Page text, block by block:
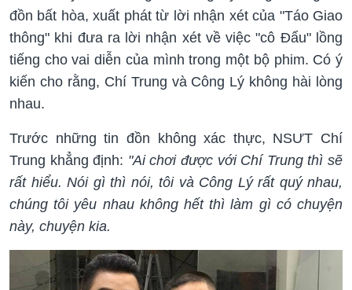
đồn bất hòa, xuất phát từ lời nhận xét của "Táo Giao
thông" khi đưa ra lời nhận xét về việc "cô Đẩu" lồng
tiếng cho vai diễn của mình trong một bộ phim. Có ý
kiến cho rằng, Chí Trung và Công Lý không hài lòng
nhau.
Trước những tin đồn không xác thực, NSƯT Chí
Trung khẳng định: "Ai chơi được với Chí Trung thì sẽ
rất hiểu. Nói gì thì nói, tôi và Công Lý rất quý nhau,
chúng tôi yêu nhau không hết thì làm gì có chuyện
này, chuyện kia.